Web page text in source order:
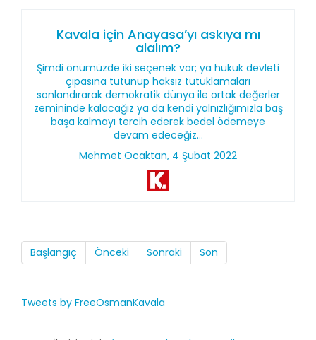
Kavala için Anayasa’yı askıya mı
alalım?
Şimdi önümüzde iki seçenek var; ya hukuk devleti
çıpasına tutunup haksız tutuklamaları
sonlandırarak demokratik dünya ile ortak değerler
zemininde kalacağız ya da kendi yalnızlığımızla baş
başa kalmayı tercih ederek bedel ödemeye
devam edeceğiz…
Mehmet Ocaktan, 4 Şubat 2022
Başlangıç Önceki Sonraki Son
Tweets by FreeOsmanKavala